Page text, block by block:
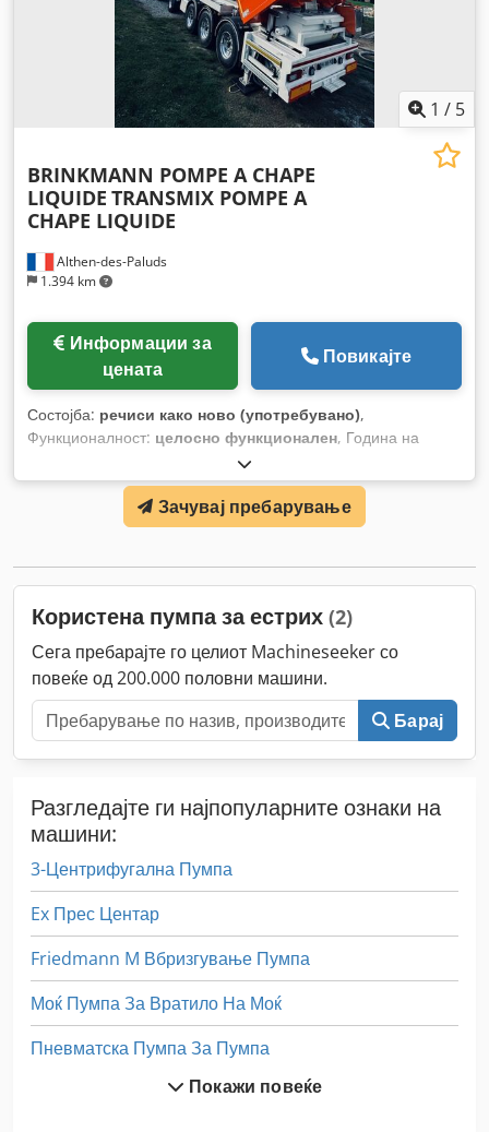
1 / 5
Althen-des-Paluds
1.394 km
BRINKMANN POMPE A CHAPE
LIQUIDE TRANSMIX POMPE A
CHAPE LIQUIDE
цената
Повикајте
Состојба: речиси како ново (употребувано),
Функционалност: целосно функционален, Година на
, работни часови:
Зачувај пребарување
Користена пумпа за естрих (2)
Сега пребарајте го целиот Machineseeker со
повеќе од 200.000 половни машини.
Барај
Разгледајте ги најпопуларните ознаки на
машини:
3-Центрифугална Пумпа
Ex Прес Центар
Friedmann M Вбризгување Пумпа
Моќ Пумпа За Вратило На Моќ
Пневматска Пумпа За Пумпа
Потопна Пумпа Awk 15 Kw 50 Ls
Покажи повеќе